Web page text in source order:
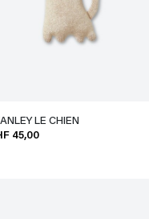
LE CHIEN
45,00